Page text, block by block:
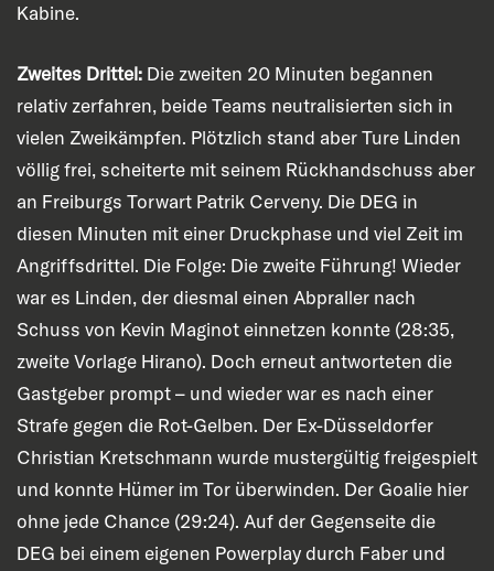
Kabine.
Zweites Drittel: Die zweiten 20 Minuten begannen
relativ zerfahren, beide Teams neutralisierten sich in
vielen Zweikämpfen. Plötzlich stand aber Ture Linden
völlig frei, scheiterte mit seinem Rückhandschuss aber
an Freiburgs Torwart Patrik Cerveny. Die DEG in
diesen Minuten mit einer Druckphase und viel Zeit im
Angriffsdrittel. Die Folge: Die zweite Führung! Wieder
war es Linden, der diesmal einen Abpraller nach
Schuss von Kevin Maginot einnetzen konnte (28:35,
zweite Vorlage Hirano). Doch erneut antworteten die
Gastgeber prompt – und wieder war es nach einer
Strafe gegen die Rot-Gelben. Der Ex-Düsseldorfer
Christian Kretschmann wurde mustergültig freigespielt
und konnte Hümer im Tor überwinden. Der Goalie hier
ohne jede Chance (29:24). Auf der Gegenseite die
DEG bei einem eigenen Powerplay durch Faber und